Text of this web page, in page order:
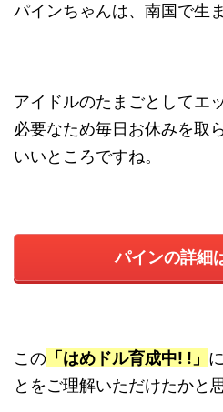
パインちゃんは、南国で生
アイドルのたまごとしてエ
必要なため毎日お休みを取
いいところですね。
パインの詳細
この 「はめドル育成中! !」
とをご理解いただけたかと